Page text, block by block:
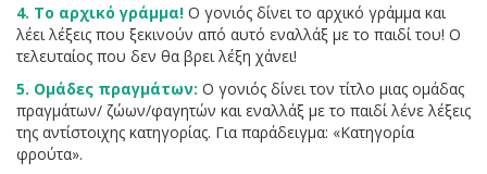
4. Το αρχικό γράμμα! Ο γονιός δίνει το αρχικό γράμμα και
λέει λέξεις που ξεκινούν από αυτό εναλλάξ με το παιδί του! Ο
τελευταίος που δεν θα βρει λέξη χάνει!
5. Ομάδες πραγμάτων: Ο γονιός δίνει τον τίτλο μιας ομάδας
πραγμάτων/ ζώων/φαγητών και εναλλάξ με το παιδί λένε λέξεις
της αντίστοιχης κατηγορίας. Για παράδειγμα: «Κατηγορία
φρούτα».